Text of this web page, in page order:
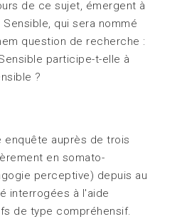
de ce sujet, émergent à
qui sera nommé
question de recherche :
participe-t-elle à
?
auprès de trois
en somato-
perceptive) depuis au
interrogées à l'aide
de type compréhensif.